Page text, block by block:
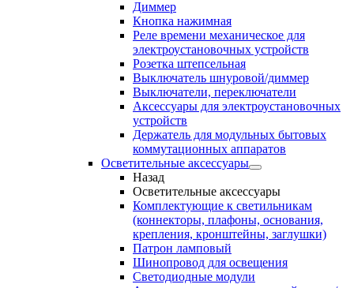
Диммер
Кнопка нажимная
Реле времени механическое для
электроустановочных устройств
Розетка штепсельная
Выключатель шнуровой/диммер
Выключатели, переключатели
Аксессуары для электроустановочных
устройств
Держатель для модульных бытовых
коммутационных аппаратов
Осветительные аксессуары
Назад
Осветительные аксессуары
Комплектующие к светильникам
(коннекторы, плафоны, основания,
крепления, кронштейны, заглушки)
Патрон ламповый
Шинопровод для освещения
Светодиодные модули